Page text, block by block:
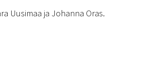
Uusimaa ja Johanna Oras.